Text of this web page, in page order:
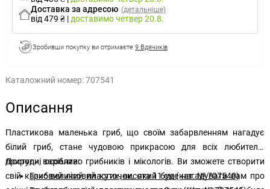
Доставка за адресою (детальніше)
від 479 ₴ | доставимочетвер 20.8.
Зробивши покупку ви отримаєте 9 Вдячиків
Каталожний номер:707541
Описання
Пластикова маленька гриб, що своїм забарвленням нагадує
білий гриб, стане чудовою прикрасою для всіх любителів
природи, особливо грибників і мікологів. Ви зможете створити
свій казковий лісовий куточок, який буде нагадувати вам про
Доступні варіанти:
Гриб великий, пластик, висота 11 см (кат. № 707540)